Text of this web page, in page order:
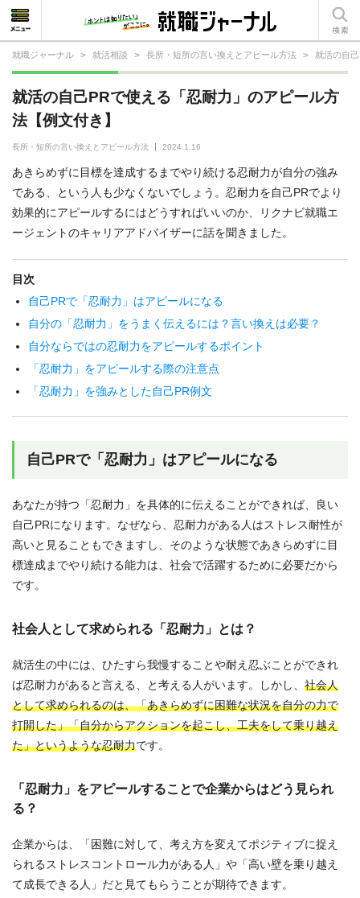
就職ジャーナル > 就活相談 > 長所・短所の言い換えとアピール方法 > 就活の自
就活の自己PRで使える「忍耐力」のアピール方
法【例文付き】
長所・短所の言い換えとアピール方法 2024.1.16
あきらめずに目標を達成するまでやり続ける忍耐力が自分の強み
である、という人も少なくないでしょう。忍耐力を自己PRでより
効果的にアピールするにはどうすればいいのか、リクナビ就職エ
ージェントのキャリアアドバイザーに話を聞きました。
目次
自己PRで「忍耐力」はアピールになる
自分の「忍耐力」をうまく伝えるには？言い換えは必要？
自分ならではの忍耐力をアピールするポイント
「忍耐力」をアピールする際の注意点
「忍耐力」を強みとした自己PR例文
自己PRで「忍耐力」はアピールになる
あなたが持つ「忍耐力」を具体的に伝えることができれば、良い
自己PRになります。なぜなら、忍耐力がある人はストレス耐性が
高いと見ることもできますし、そのような状態であきらめずに目
標達成までやり続ける能力は、社会で活躍するために必要だから
です。
社会人として求められる「忍耐力」とは？
就活生の中には、ひたすら我慢することや耐え忍ぶことができれ
ば忍耐力があると言える、と考える人がいます。しかし、 社会人
として求められるのは、「あきらめずに困難な状況を自分の力で
打開した」「自分からアクションを起こし、工夫をして乗り越え
た」というような忍耐力です。
「忍耐力」をアピールすることで企業からはどう見られ
る？
企業からは、「困難に対して、考え方を変えてポジティブに捉え
られるストレスコントロール力がある人」や「高い壁を乗り越え
て成長できる人」だと見てもらうことが期待できます。
就活相談
就活ノウハウ
仕事の選び方・ヒント
仕事とは？
就活コラム